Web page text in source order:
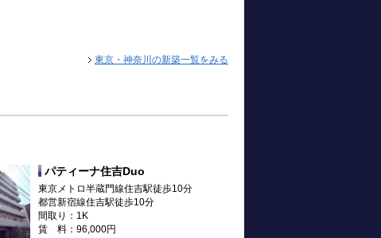
東京・神奈川の新築一覧をみる
パティーナ住吉Duo
東京メトロ半蔵門線住吉駅徒歩10分
都営新宿線住吉駅徒歩10分
間取り：1K
賃 料：96,000円